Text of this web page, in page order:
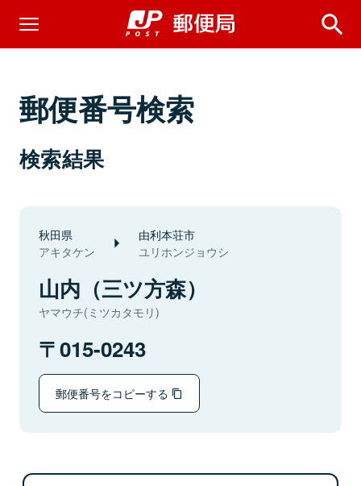
郵便番号検索
検索結果
秋田県
アキタケン
由利本荘市
ユリホンジョウシ
山内（三ツ方森）
ヤマウチ(ミツカタモリ)
015-0243
郵便番号をコピーする